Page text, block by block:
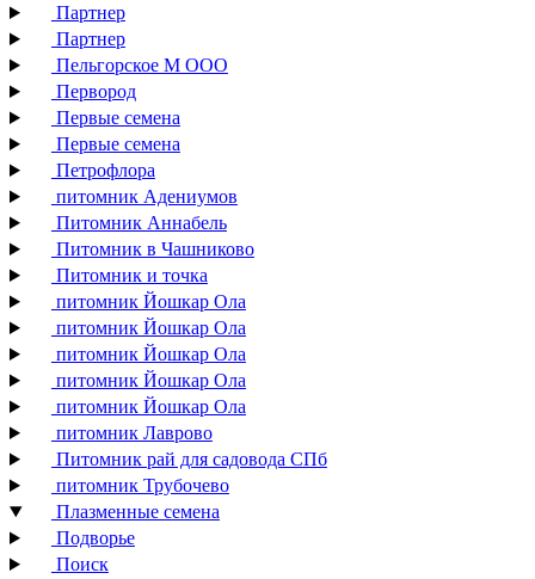
Партнер
Партнер
Пельгорское М ООО
Первород
Первые семена
Первые семена
Петрофлора
питомник Адениумов
Питомник Аннабель
Питомник в Чашниково
Питомник и точка
питомник Йошкар Ола
питомник Йошкар Ола
питомник Йошкар Ола
питомник Йошкар Ола
питомник Йошкар Ола
питомник Лаврово
Питомник рай для садовода СПб
питомник Трубочево
Плазменные семена
Подворье
Поиск